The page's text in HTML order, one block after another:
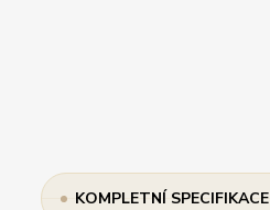
KOMPLETNÍ SPECIFIKACE